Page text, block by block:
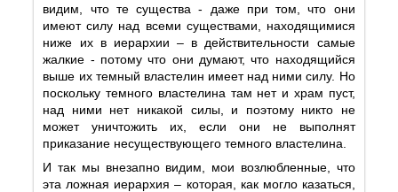
видим, что те существа - даже при том, что они
имеют силу над всеми существами, находящимися
ниже их в иерархии – в действительности самые
жалкие - потому что они думают, что находящийся
выше их темный властелин имеет над ними силу. Но
поскольку темного властелина там нет и храм пуст,
над ними нет никакой силы, и поэтому никто не
может уничтожить их, если они не выполнят
приказание несуществующего темного властелина.
И так мы внезапно видим, мои возлюбленные, что
эта ложная иерархия – которая, как могло казаться,